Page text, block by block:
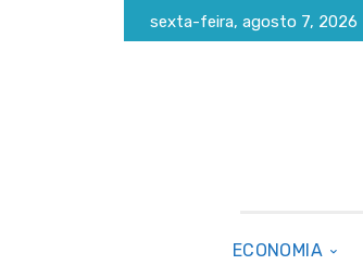
sexta-feira, agosto 7, 2026
ECONOMIA